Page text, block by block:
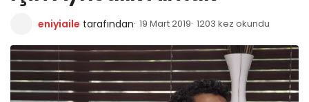
eniyiaile tarafından 19 Mart 2019 1203 kez okundu